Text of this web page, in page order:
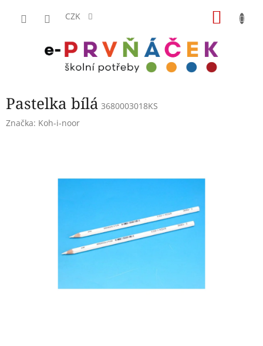
CZK
Pastelka bílá 3680003018KS
Značka: Koh-i-noor